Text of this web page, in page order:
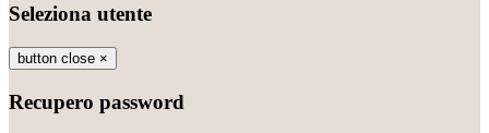
Seleziona utente
button close ×
Recupero password